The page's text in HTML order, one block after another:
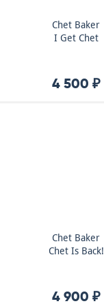
Chet Baker
I Get Chet
4 500 ₽
Chet Baker
Chet Is Back!
4 900 ₽